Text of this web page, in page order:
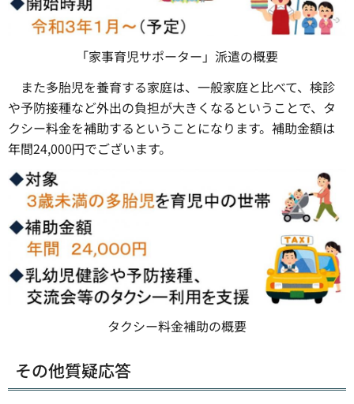
「家事育児サポーター」派遣の概要
また多胎児を養育する家庭は、一般家庭と比べて、検診
や予防接種など外出の負担が大きくなるということで、タ
クシー料金を補助するということになります。補助金額は
年間24,000円でございます。
タクシー料金補助の概要
その他質疑応答